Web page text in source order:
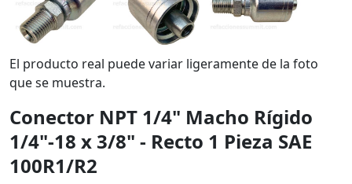
El producto real puede variar ligeramente de la foto
que se muestra.
Conector NPT 1/4" Macho Rígido
1/4"-18 x 3/8" - Recto 1 Pieza SAE
100R1/R2